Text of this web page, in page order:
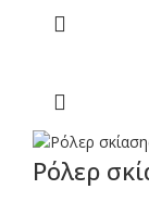
Ρόλερ